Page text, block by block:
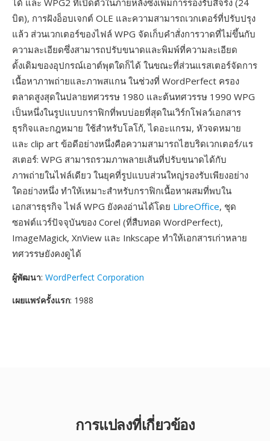
ได้ และ WPG2 ที่เปิดตัวในภายหลังซึ่งเพิ่มการรองรับสีจริง (24
บิต), การฝังอ็อบเจกต์ OLE และความสามารถเวกเตอร์ที่ปรับปรุง
แล้ว ส่วนเวกเตอร์ของไฟล์ WPG จัดเก็บคำสั่งการวาดที่ไม่ขึ้นกับ
ความละเอียดซึ่งสามารถปรับขนาดและพิมพ์ที่ความละเอียด
ดั้งเดิมของอุปกรณ์เอาต์พุตใดก็ได้ ในขณะที่ส่วนแรสเตอร์จัดการ
เนื้อหาภาพถ่ายและภาพสแกน ในช่วงที่ WordPerfect ครอง
ตลาดสูงสุดในปลายทศวรรษ 1980 และต้นทศวรรษ 1990 WPG
เป็นหนึ่งในรูปแบบกราฟิกที่พบบ่อยที่สุดในเวิร์กโฟลว์เอกสาร
ธุรกิจและกฎหมาย ใช้สำหรับโลโก้, ไดอะแกรม, หัวจดหมาย
และ clip art ข้อดีอย่างหนึ่งคือความสามารถไฮบริดเวกเตอร์/แร
สเตอร์: WPG สามารถรวมภาพลายเส้นที่ปรับขนาดได้กับ
ภาพถ่ายในไฟล์เดียว ในยุคที่รูปแบบส่วนใหญ่รองรับเพียงอย่าง
ใดอย่างหนึ่ง ทำให้เหมาะสำหรับกราฟิกเนื้อหาผสมที่พบใน
เอกสารธุรกิจ ไฟล์ WPG ยังคงอ่านได้โดย LibreOffice, ชุด
ซอฟต์แวร์ปัจจุบันของ Corel (ที่สืบทอด WordPerfect),
ImageMagick, XnView และ Inkscape ทำให้เอกสารเก่าหลาย
ทศวรรษยังคงดูได้
ผู้พัฒนา: WordPerfect Corporation
เผยแพร่ครั้งแรก: 1988
การแปลงที่เกี่ยวข้อง